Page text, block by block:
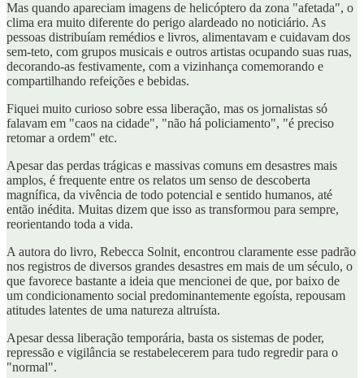
Mas quando apareciam imagens de helicóptero da zona "afetada", o
clima era muito diferente do perigo alardeado no noticiário. As
pessoas distribuíam remédios e livros, alimentavam e cuidavam dos
sem-teto, com grupos musicais e outros artistas ocupando suas ruas,
decorando-as festivamente, com a vizinhança comemorando e
compartilhando refeições e bebidas.
Fiquei muito curioso sobre essa liberação, mas os jornalistas só
falavam em "caos na cidade", "não há policiamento", "é preciso
retomar a ordem" etc.
Apesar das perdas trágicas e massivas comuns em desastres mais
amplos, é frequente entre os relatos um senso de descoberta
magnífica, da vivência de todo potencial e sentido humanos, até
então inédita. Muitas dizem que isso as transformou para sempre,
reorientando toda a vida.
A autora do livro, Rebecca Solnit, encontrou claramente esse padrão
nos registros de diversos grandes desastres em mais de um século, o
que favorece bastante a ideia que mencionei de que, por baixo de
um condicionamento social predominantemente egoísta, repousam
atitudes latentes de uma natureza altruísta.
Apesar dessa liberação temporária, basta os sistemas de poder,
repressão e vigilância se restabelecerem para tudo regredir para o
"normal".